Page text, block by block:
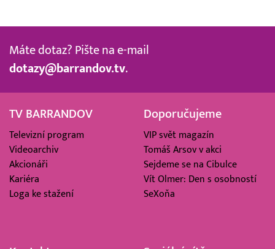
Máte dotaz? Pište na e-mail
dotazy@barrandov.tv.
TV BARRANDOV
Televizní program
Videoarchiv
Akcionáři
Kariéra
Loga ke stažení
Doporučujeme
VIP svět magazín
Tomáš Arsov v akci
Sejdeme se na Cibulce
Vít Olmer: Den s osobností
SeXoňa